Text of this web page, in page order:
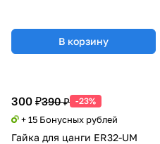
300 ₽390 ₽ -23%
+ 15 Бонусных рублей
Гайка для цанги ER32-UM
В корзину